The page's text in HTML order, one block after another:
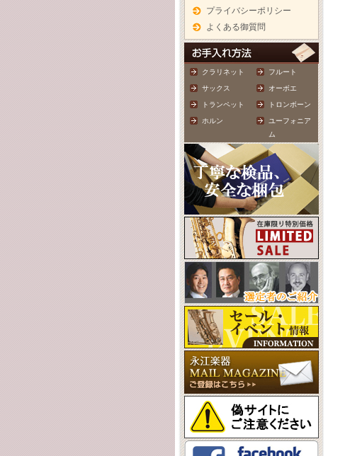
プライバシーポリシー
よくある御質問
クラリネット フルート
サックス オーボエ
トランペット トロンボーン
ホルン
ユーフォニア
ム